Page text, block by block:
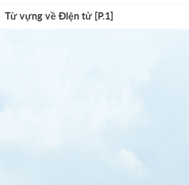
Từ vựng về Điện tử [P.1]